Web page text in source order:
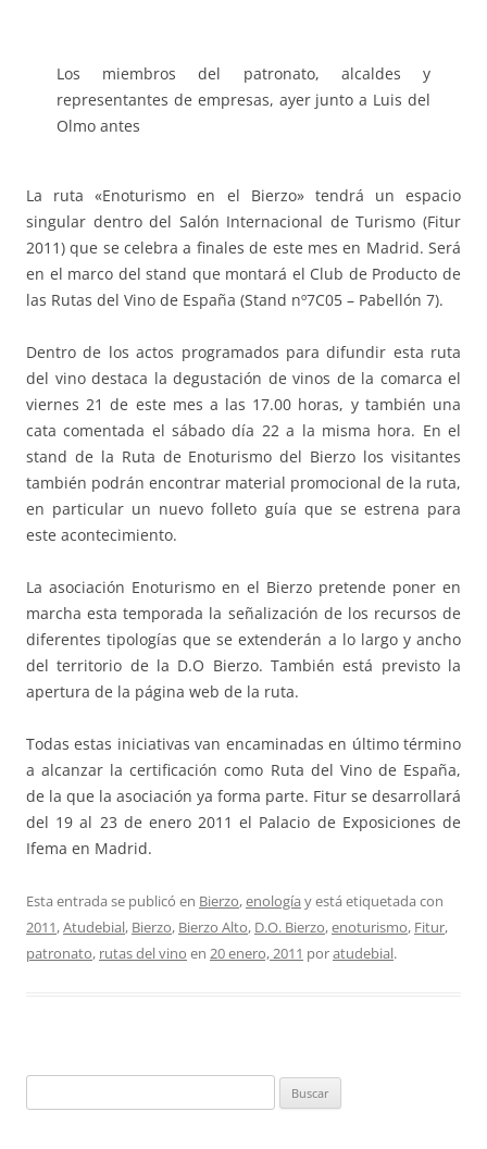
Los miembros del patronato, alcaldes y
representantes de empresas, ayer junto a Luis del
Olmo antes
La ruta «Enoturismo en el Bierzo» tendrá un espacio
singular dentro del Salón Internacional de Turismo (Fitur
2011) que se celebra a finales de este mes en Madrid. Será
en el marco del stand que montará el Club de Producto de
las Rutas del Vino de España (Stand nº7C05 – Pabellón 7).
Dentro de los actos programados para difundir esta ruta
del vino destaca la degustación de vinos de la comarca el
viernes 21 de este mes a las 17.00 horas, y también una
cata comentada el sábado día 22 a la misma hora. En el
stand de la Ruta de Enoturismo del Bierzo los visitantes
también podrán encontrar material promocional de la ruta,
en particular un nuevo folleto guía que se estrena para
este acontecimiento.
La asociación Enoturismo en el Bierzo pretende poner en
marcha esta temporada la señalización de los recursos de
diferentes tipologías que se extenderán a lo largo y ancho
del territorio de la D.O Bierzo. También está previsto la
apertura de la página web de la ruta.
Todas estas iniciativas van encaminadas en último término
a alcanzar la certificación como Ruta del Vino de España,
de la que la asociación ya forma parte. Fitur se desarrollará
del 19 al 23 de enero 2011 el Palacio de Exposiciones de
Ifema en Madrid.
Esta entrada se publicó en Bierzo,enología y está etiquetada con
2011,Atudebial, Bierzo, Bierzo Alto, D.O. Bierzo,enoturismo, Fitur,
patronato, rutas del vino en 20 enero, 2011 poratudebial.